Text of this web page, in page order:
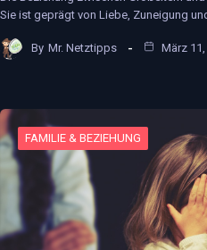
Sie ist geprägt von Liebe, Zuneigung
By Mr. Netztipps März
FAMILIE & BEZIEHUNG